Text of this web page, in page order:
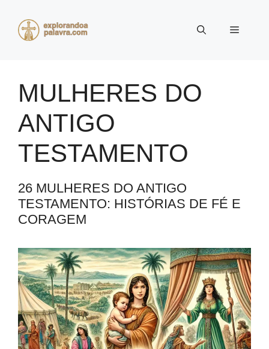
Menu
MULHERES DO
ANTIGO
TESTAMENTO
26 MULHERES DO ANTIGO
TESTAMENTO: HISTÓRIAS DE FÉ E
CORAGEM